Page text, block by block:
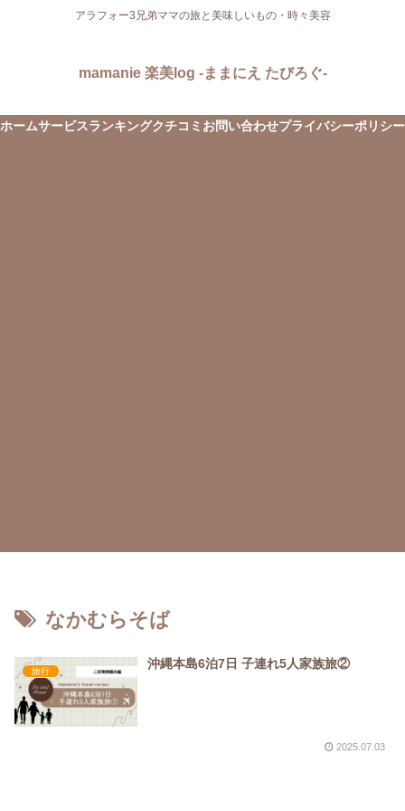
アラフォー3兄弟ママの旅と美味しいもの・時々美容
mamanie 楽美log -ままにえ たびろぐ-
ホームサービスランキングクチコミ お問い合わせプライバシーポリシー
なかむらそば
旅行
沖縄本島6泊7日 子連れ5人家族旅②
2025.07.03